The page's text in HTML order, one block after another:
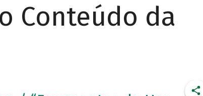
Conteúdo da